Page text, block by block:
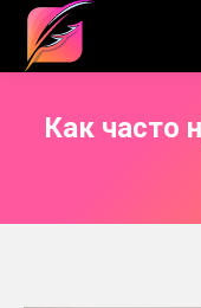
Как часто